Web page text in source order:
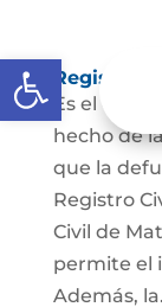
Abrir barra de
Registro
Es el
hecho de
que la
Registro
Civil de
permite el
Además,